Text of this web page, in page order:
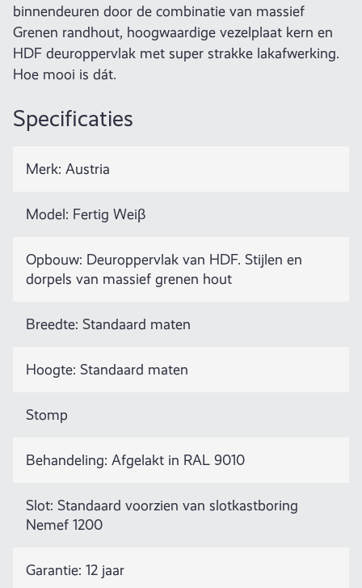
binnendeuren door de combinatie van massief
Grenen randhout, hoogwaardige vezelplaat kern en
HDF deuroppervlak met super strakke lakafwerking.
Hoe mooi is dát.
Specificaties
Merk: Austria
Model: Fertig Weiβ
Opbouw: Deuroppervlak van HDF. Stijlen en
dorpels van massief grenen hout
Breedte: Standaard maten
Hoogte: Standaard maten
Stomp
Behandeling: Afgelakt in RAL 9010
Slot: Standaard voorzien van slotkastboring
Nemef 1200
Garantie: 12 jaar